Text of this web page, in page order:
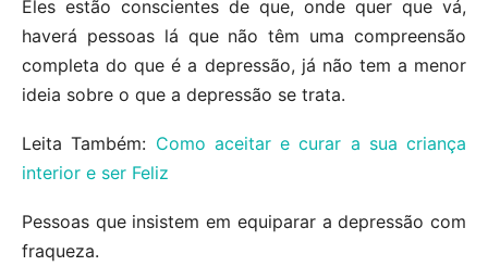
Eles estão conscientes de que, onde quer que vá,
haverá pessoas lá que não têm uma compreensão
completa do que é a depressão, já não tem a menor
ideia sobre o que a depressão se trata.
Leita Também: Como aceitar e curar a sua criança
interior e ser Feliz
Pessoas que insistem em equiparar a depressão com
fraqueza.